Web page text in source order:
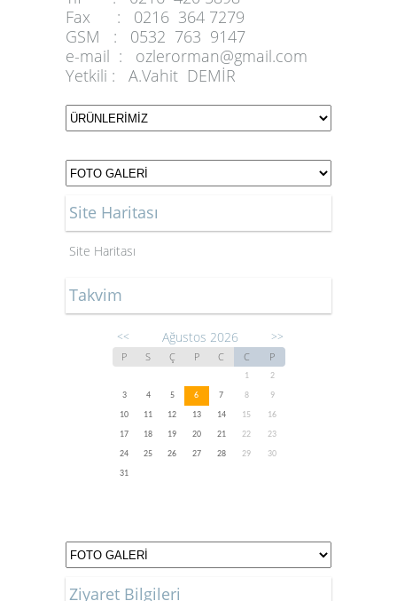
Fax :
0216 364 7279
GSM :
0532 763 9147
e-mail :
ozlerorman@gmail.com
Yetkili :
A.Vahit DEMİR
Site Haritası
Site Haritası
Takvim
<< Ağustos 2026 >>
P S Ç P C C P
1
2
3
4 5 6 7 8
9
10
11 12 13 14 15
16
17
18 19 20 21 22
23
24
25 26 27 28 29
30
31
Ziyaret Bilgileri